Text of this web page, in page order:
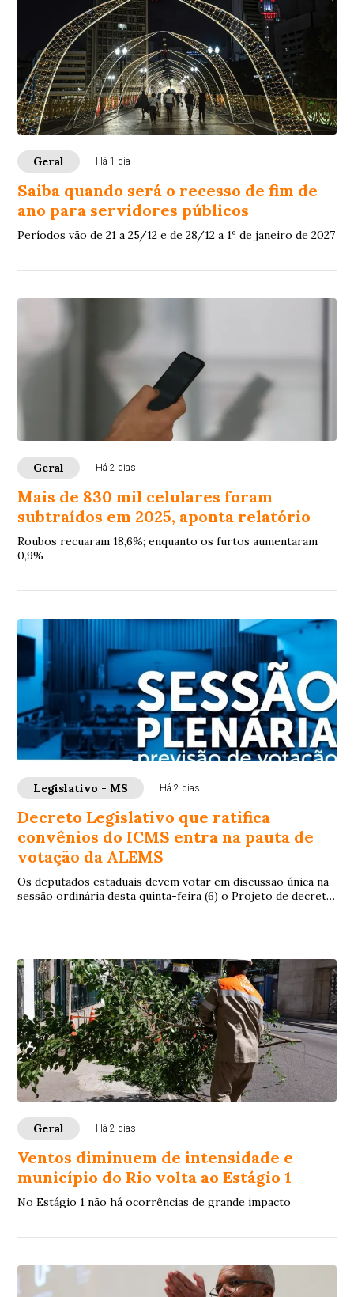
Geral Há 1 dia
Saiba quando será o recesso de fim de
ano para servidores públicos
Períodos vão de 21 a 25/12 e de 28/12 a 1º de janeiro de 2027
Geral Há 2 dias
Mais de 830 mil celulares foram
subtraídos em 2025, aponta relatório
Roubos recuaram 18,6%; enquanto os furtos aumentaram
0,9%
Legislativo - MS Há 2 dias
Decreto Legislativo que ratifica
convênios do ICMS entra na pauta de
votação da ALEMS
Os deputados estaduais devem votar em discussão única na
sessão ordinária desta quinta-feira (6) o Projeto de decreto
Geral Há 2 dias
Ventos diminuem de intensidade e
município do Rio volta ao Estágio 1
No Estágio 1 não há ocorrências de grande impacto